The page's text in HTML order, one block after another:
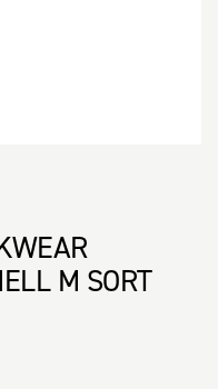
M SORT